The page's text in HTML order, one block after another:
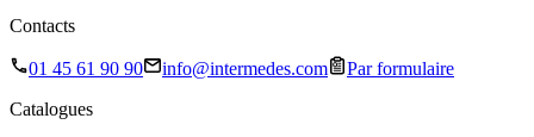
Contacts
01 45 61 90 90 info@intermedes.com
Par formulaire
Catalogues